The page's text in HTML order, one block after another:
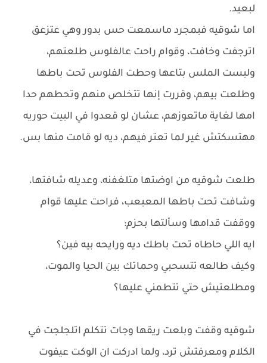
لبعيد.
اما شوقيه فبمجرد ماسمعت حس بدور وهي عتزعق
اترجفت وخافت، وقوام راحت عالفلوس طلعتهم،
ولبست الملس بتاعها وحطت الفلوس تحت باطها
وطلعت بيهم، وقررت إنها تتخلص منهم وتحطهم حدا
امها لغاية ماتعوزهم، عشان لو قعدوا في البيت حوريه
مهتسكتش غير لما تعتر فيهم، ديه لو قامت منها بس.
طلعت شوقيه من اوضتها متلغفنه، وعديله شافتها،
وشافت تحت باطها المعبعب، فراحت عليها قوام
ووقفت قدامها وسألتها بحزم:
ايه اللي حاطاه تحت باطك ديه ورايحه بيه فين؟
وكيف طالعه تتسحبي وحماتك بين الحيا والموت،
ومطلعتيش حتي تتطمني عليها؟
شوقيه وقفت وبلعت ريقها وجات تتكلم اتلجلجت في
الكلام ومعرفتش ترد، ولما ادركت ان الوكت عيفوت